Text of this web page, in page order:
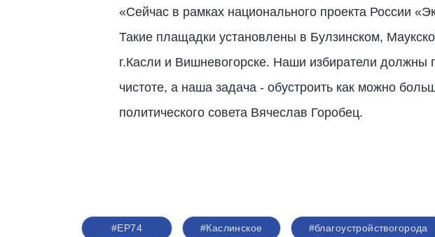
«Сейчас в рамках национального проекта России
Такие плащадки установлены в Булзинском,
г.Касли и Вишневогорске. Наши избиратели должны
чистоте, а наша задача - обустроить как можно
политического совета Вячеслав Горобец.
#ЕР74 #Каслинское #благоустройствогорода